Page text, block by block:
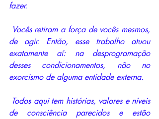
fazer.
de agir. Então, esse trabalho atuou
exatamente aí: na desprogramação
desses condicionamentos, não no
exorcismo de alguma entidade externa.
de consciência parecidos e estão